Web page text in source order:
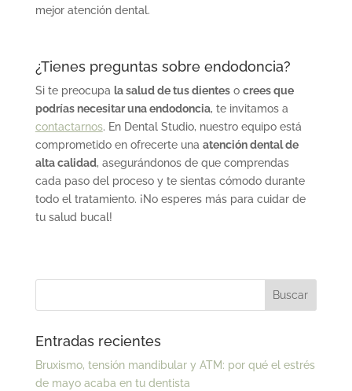
mejor atención dental.
¿Tienes preguntas sobre endodoncia?
Si te preocupa la salud de tus dienteso crees que
podrías necesitar una endodoncia, te invitamos a
contactarnos. En Dental Studio, nuestro equipo está
comprometido en ofrecerte una atención dental de
alta calidad, asegurándonos de que comprendas
cada paso del proceso y te sientas cómodo durante
todo el tratamiento. ¡No esperes más para cuidar de
tu salud bucal!
Entradas recientes
Bruxismo, tensión mandibular y ATM: por qué el estrés
de mayo acaba en tu dentista